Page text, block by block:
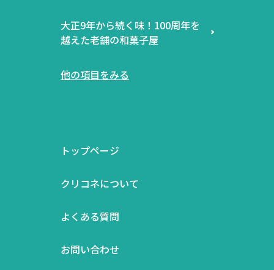
大正9年から続く味！100周年を
越えた老舗の和菓子屋
他の項目をみる
トップページ
クリコネについて
よくある質問
お問い合わせ